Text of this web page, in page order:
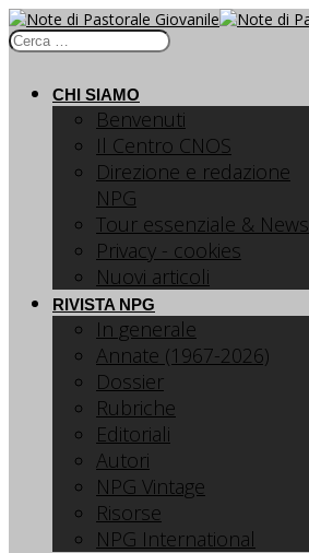
CHI SIAMO
Benvenuti
Il Centro CNOS
Direzione e redazione
NPG
Tour essenziale & News
Privacy - cookies
Nuovi articoli
RIVISTA NPG
In generale
Annate (1967-2026)
Dossier
Rubriche
Editoriali
Autori
NPG Vintage
Risorse
NPG International